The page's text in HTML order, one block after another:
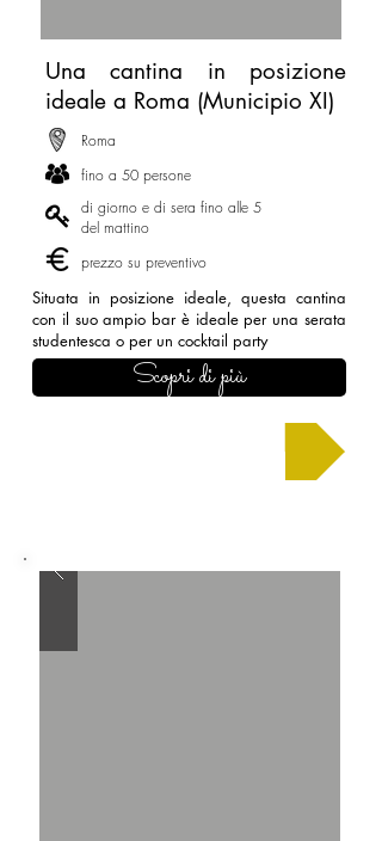
Una cantina in posizione
ideale a Roma (Municipio XI)
Roma
fino a 50 persone
di giorno e di sera fino alle 5
del mattino
prezzo su preventivo
Situata in posizione ideale, questa cantina
con il suo ampio bar è ideale per una serata
studentesca o per un cocktail party
Scopri di più